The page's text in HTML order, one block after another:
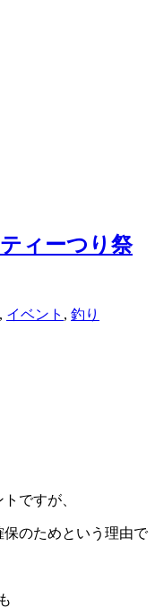
ィーつり祭
, イベント , 釣り
ですが、
のためという理由で